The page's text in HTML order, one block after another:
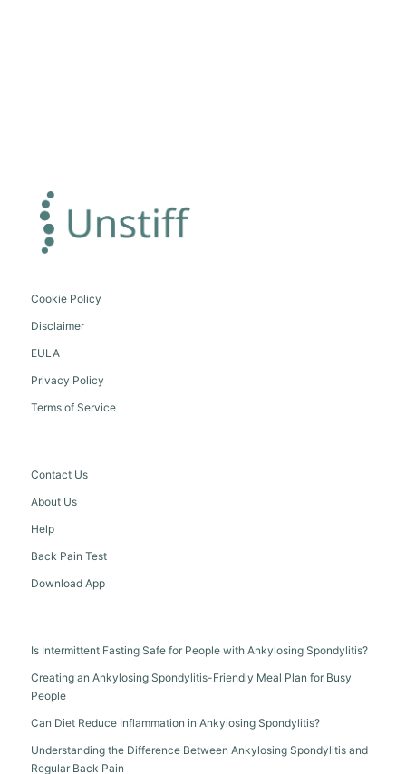
Cookie Policy
Disclaimer
EULA
Privacy Policy
Terms of Service
Contact Us
About Us
Help
Back Pain Test
Download App
Is Intermittent Fasting Safe for People with Ankylosing Spondylitis?
Creating an Ankylosing Spondylitis-Friendly Meal Plan for Busy
People
Can Diet Reduce Inflammation in Ankylosing Spondylitis?
Understanding the Difference Between Ankylosing Spondylitis and
Regular Back Pain